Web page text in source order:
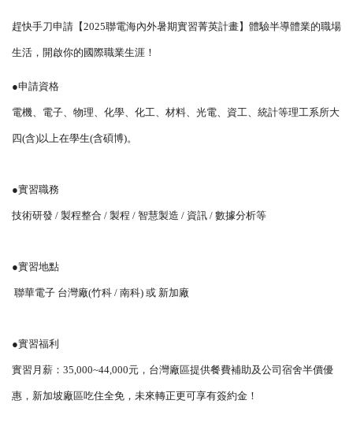
趕快手刀申請【2025聯電海內外暑期實習菁英計畫】 體驗半導體業的職場
生活，開啟你的國際職業生涯！
●申請資格
電機、電子、物理、化學、化工、材料、光電、資工、 統計等理工系所大
四(含)以上在學生(含碩博)。
●實習職務
技術研發 / 製程整合 / 製程 / 智慧製造 / 資訊 / 數據分析等
●實習地點
聯華電子 台灣廠(竹科 / 南科) 或 新加廠
●實習福利
實習月薪：35,000~44,000元， 台灣廠區提供餐費補助及公司宿舍半價優
惠，新加坡廠區吃住全免， 未來轉正更可享有簽約金！